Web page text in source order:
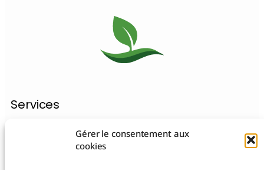
Gérer le consentement aux
cookies
Services
Création de site Internet WordPress